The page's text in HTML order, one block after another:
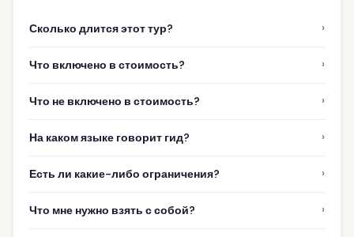
Сколько длится этот тур? ›
Что включено в стоимость? ›
Что не включено в стоимость? ›
На каком языке говорит гид? ›
Есть ли какие-либо ограничения? ›
Что мне нужно взять с собой? ›